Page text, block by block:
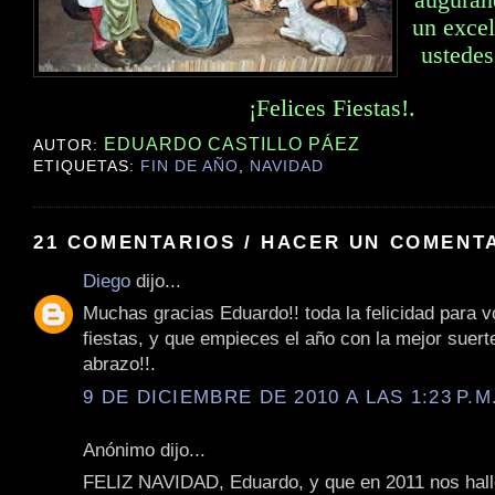
un
¡Felices Fiestas!.
AUTOR: EDUARDO CASTILLO PÁEZ
ETIQUETAS: FIN DE AÑO, NAVIDAD
21 COMENTARIOS / HACER UN
Diego dijo...
Muchas gracias Eduardo!! toda la felicidad para
fiestas, y que empieces el año con la mejor
abrazo!!.
9 DE DICIEMBRE DE 2010 A LAS 1:23
Anónimo dijo...
FELIZ NAVIDAD, Eduardo, y que en 2011 nos